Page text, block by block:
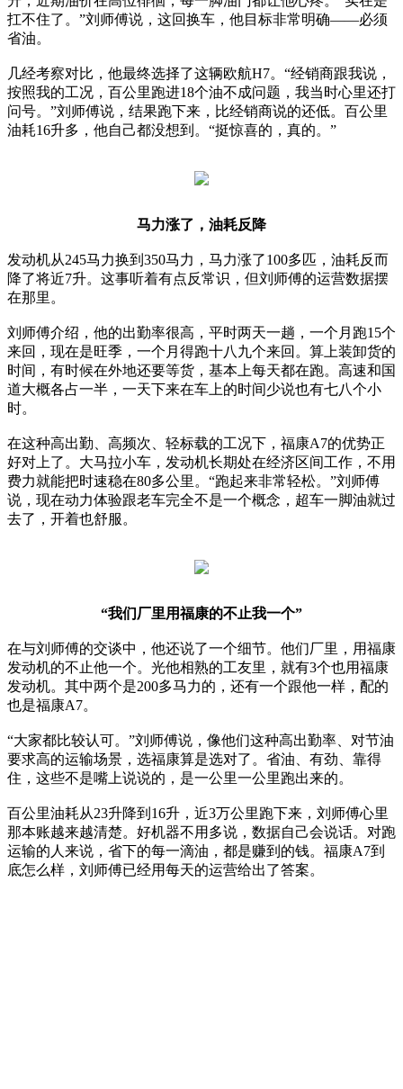
扛不住了。”刘师傅说，这回换车，他目标非常明确——必须
省油。
几经考察对比，他最终选择了这辆欧航H7。“经销商跟我说，
按照我的工况，百公里跑进18个油不成问题，我当时心里还打
问号。”刘师傅说，结果跑下来，比经销商说的还低。百公里
油耗16升多，他自己都没想到。“挺惊喜的，真的。”
马力涨了，油耗反降
发动机从245马力换到350马力，马力涨了100多匹，油耗反而
降了将近7升。这事听着有点反常识，但刘师傅的运营数据摆
在那里。
刘师傅介绍，他的出勤率很高，平时两天一趟，一个月跑15个
来回，现在是旺季，一个月得跑十八九个来回。算上装卸货的
时间，有时候在外地还要等货，基本上每天都在跑。高速和国
道大概各占一半，一天下来在车上的时间少说也有七八个小
时。
在这种高出勤、高频次、轻标载的工况下，福康A7的优势正
好对上了。大马拉小车，发动机长期处在经济区间工作，不用
费力就能把时速稳在80多公里。“跑起来非常轻松。”刘师傅
说，现在动力体验跟老车完全不是一个概念，超车一脚油就过
去了，开着也舒服。
“我们厂里用福康的不止我一个”
在与刘师傅的交谈中，他还说了一个细节。他们厂里，用福康
发动机的不止他一个。光他相熟的工友里，就有3个也用福康
发动机。其中两个是200多马力的，还有一个跟他一样，配的
也是福康A7。
“大家都比较认可。”刘师傅说，像他们这种高出勤率、对节油
要求高的运输场景，选福康算是选对了。省油、有劲、靠得
住，这些不是嘴上说说的，是一公里一公里跑出来的。
百公里油耗从23升降到16升，近3万公里跑下来，刘师傅心里
那本账越来越清楚。好机器不用多说，数据自己会说话。对跑
运输的人来说，省下的每一滴油，都是赚到的钱。福康A7到
底怎么样，刘师傅已经用每天的运营给出了答案。